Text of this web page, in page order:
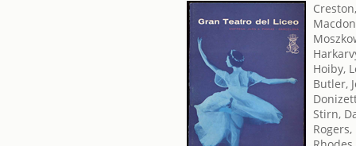
Hoiby,
Butler,
Stirn,